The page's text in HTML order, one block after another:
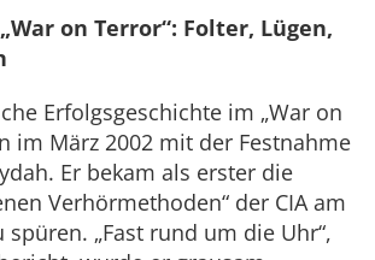
on Terror“: Folter, Lügen,
Erfolgsgeschichte im „War on
im März 2002 mit der Festnahme
Er bekam als erster die
Verhörmethoden“ der CIA am
spüren. „Fast rund um die Uhr“,